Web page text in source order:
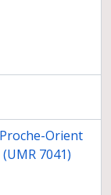
Orient
7041)